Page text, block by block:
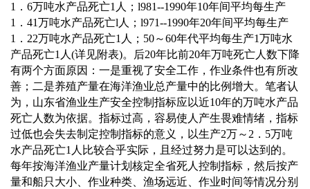
1 ． 6万吨水产品死亡1 人； l981--1990年10年间平均每生产
1 ． 41万吨水产品死亡l 人； l971--1990年20年间平均每生产
1 ． 22万吨水产品死亡1 人； 50～60年代平均每生产1万吨水
产品死亡1 人 (详见附表)。后20年比前20年万吨死亡人数下降
有两个方面原因：一是重视了安全工作，作业条件也有所改
善；二是养殖产量在海洋渔业总产量中的比例增大。笔者认
为，山东省渔业生产安全控制指标应以近10年的万吨水产品
死亡人数为依据。指标过高，容易使人产生畏难情绪，指标
过低也会失去制定控制指标的意义，以生产2万～ 2 ． 5万吨
水产品死亡1 人比较合乎实际，且经过努力是可以达到的。
每年按海洋渔业产量计划核定全省死人控制指标，然后按产
量和船只大小、作业种类、渔场远近、作业时间等情况分别